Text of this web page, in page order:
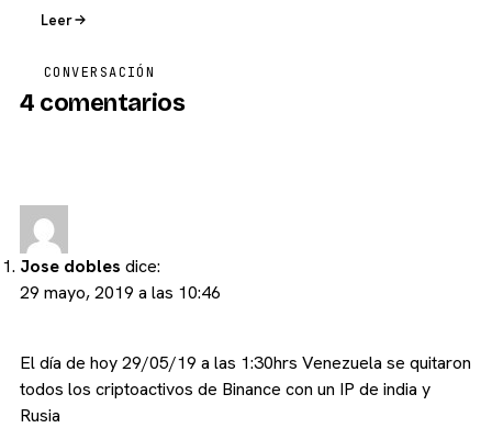
Leer
CONVERSACIÓN
4 comentarios
Jose dobles dice:
29 mayo, 2019 a las 10:46
El día de hoy 29/05/19 a las 1:30hrs Venezuela se quitaron
todos los criptoactivos de Binance con un IP de india y
Rusia